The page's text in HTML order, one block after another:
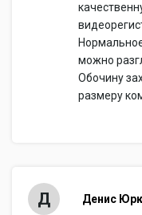
можно
Обочину
размеру
Д Денис